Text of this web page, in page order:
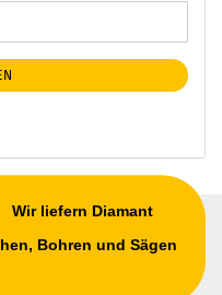
Wir liefern Diamant
Bohren und Sägen